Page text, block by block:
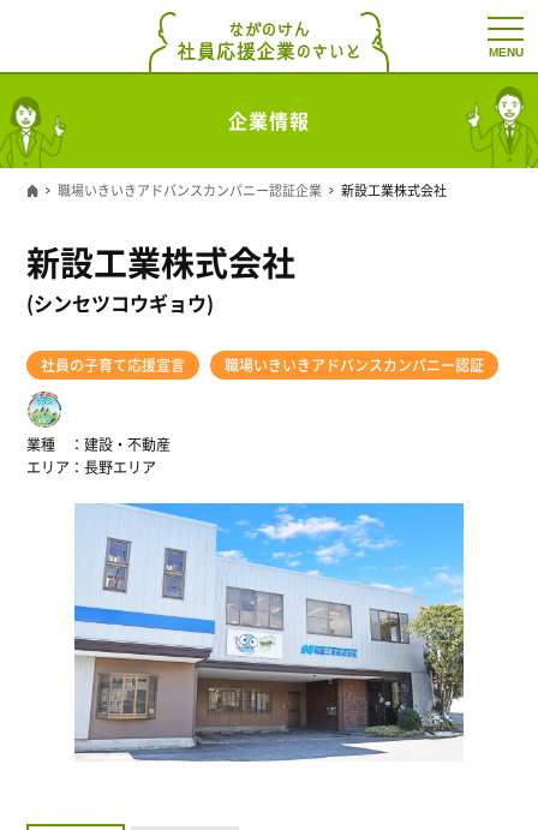
t
o
g
g
l
e
n
a
企業情報
職場いきいきアドバンスカンパニー認証企業 新設工業株式会社
新設工業株式会社
(シンセツコウギョウ)
社員の子育て応援宣言 職場いきいきアドバンスカンパニー認証
業種
建設・不動産
エリア
長野エリア